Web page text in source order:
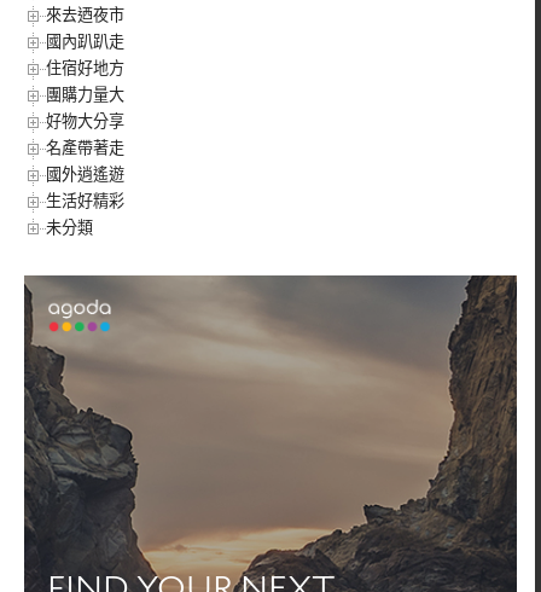
來去迺夜市
國內趴趴走
住宿好地方
團購力量大
好物大分享
名產帶著走
國外逍遙遊
生活好精彩
未分類